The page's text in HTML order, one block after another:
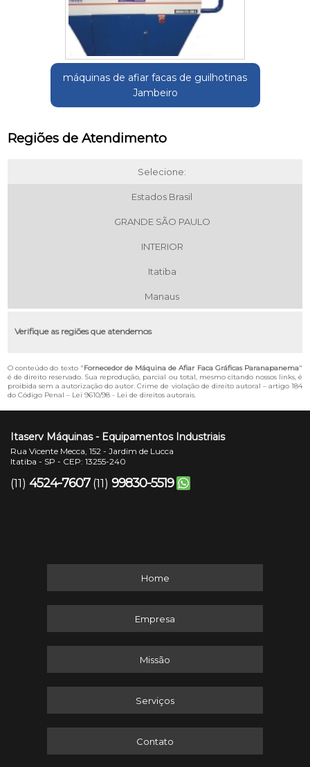
máquinas de afiar facas de guilhotinas
Jambeiro
Regiões de Atendimento
Selecione:
Estados Brasil
GRANDE SÃO PAULO
INTERIOR
Itatiba
Manaus
Verifique as regiões que atendemos
O conteúdo do texto "Fornecedor de Máquina de Afiar Faca Gráficas Paranapanema"
é de direito reservado. Sua reprodução, parcial ou total, mesmo citando nossos links, é
proibida sem a autorização do autor. Crime de violação de direito autoral – artigo 184
do Código Penal – Lei 9610/98 - Lei de direitos autorais.
Itaserv Máquinas - Equipamentos Industriais
Rua Vicente Mecca, 152 - Jardim de Lucca
Itatiba - SP - CEP: 13255-240
(11) 4524-7607 (11) 99830-5519
Home
Empresa
Missão
Serviços
Contato